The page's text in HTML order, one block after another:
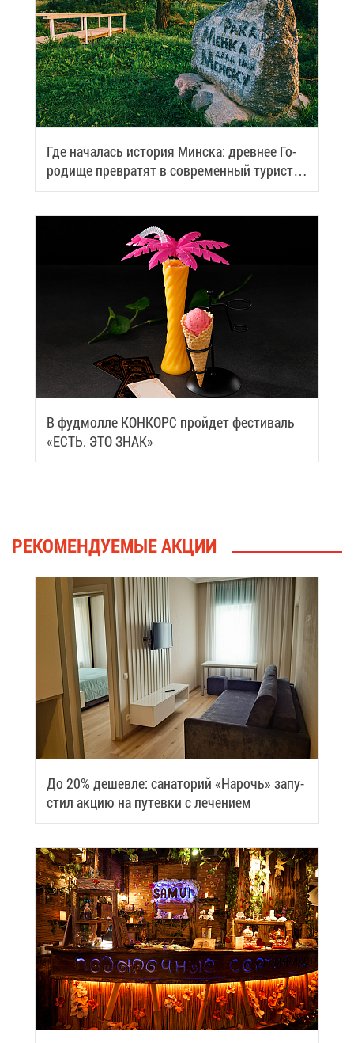
Где на­ча­лась ис­то­рия Мин­ска: древ­нее Го­
ро­ди­ще пре­вра­тят в со­вре­мен­ный ту­ри­сти­
че­ский центр
В фуд­мол­ле КОН­КОРС прой­дет фе­сти­валь
«ЕСТЬ. ЭТО ЗНАК»
РЕ­КО­МЕН­ДУ­Е­МЫЕ АК­ЦИИ
До 20% де­шев­ле: са­на­то­рий «На­рочь» за­пу­
стил ак­цию на пу­тев­ки с ле­че­ни­ем